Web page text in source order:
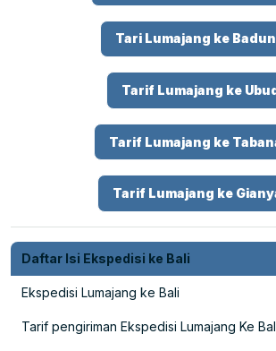
Tari Lumajang ke
Tarif Lumajang ke
Tarif Lumajang ke
Tarif Lumajang ke
Daftar Isi Ekspedisi ke Bali
Ekspedisi Lumajang ke Bali
Tarif pengiriman Ekspedisi Lumajang Ke